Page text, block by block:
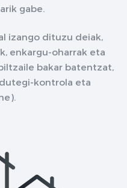
gabe.
izango dituzu deiak,
enkargu-oharrak eta
bakar batentzat,
kontrola eta